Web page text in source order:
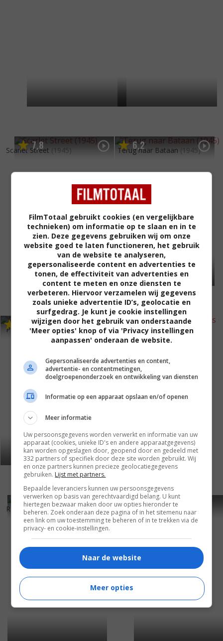
7,8
Scarlet Street (1945) 6,2
Terug naar Bataan (1945)
Passage to Marseille (1944) 6,9
For Whom the Bell Tolls
(1943)
7,1
Road to Morocco (1942) 5,8
Blockade (1938)
FilmTotaal gebruikt cookies (en vergelijkbare
technieken) om informatie op te slaan en in te
zien. Deze gegevens gebruiken wij om onze
website goed te laten functioneren, het gebruik
van de website te analyseren,
gepersonaliseerde content en advertenties te
tonen, de effectiviteit van advertenties en
content te meten en onze diensten te
verbeteren. Hiervoor verzamelen wij gegevens
zoals unieke advertentie ID’s, geolocatie en
surfgedrag. Je kunt je cookie instellingen
wijzigen door het gebruik van onderstaande
'Meer opties' knop of via 'Privacy instellingen
aanpassen' onderaan de website.
Gepersonaliseerde advertenties en content,
advertentie- en contentmetingen,
doelgroepenonderzoek en ontwikkeling van diensten
Informatie op een apparaat opslaan en/of openen
Meer informatie
Uw persoonsgegevens worden verwerkt en informatie van uw
apparaat (cookies, unieke ID's en andere apparaatgegevens)
kan worden opgeslagen door, geopend door en gedeeld met
332 partners of specifiek door deze site worden gebruikt. Wij
en onze partners kunnen precieze geolocatiegegevens
gebruiken. Lijst met partners.
Bepaalde leveranciers kunnen uw persoonsgegevens
verwerken op basis van gerechtvaardigd belang. U kunt
hiertegen bezwaar maken door uw opties hieronder te
beheren. Zoek onderaan deze pagina of in het sitemenu naar
een link om uw toestemming te beheren of in te trekken via de
privacy- en cookie-instellingen.
Naar de website
Meer opties